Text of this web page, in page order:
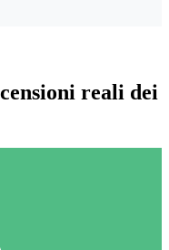
reali dei